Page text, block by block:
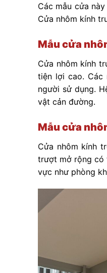
Các mẫu cửa
Cửa nhôm kính
Mẫu cửa
Cửa nhôm kính
tiện lợi cao. Các
người sử dụng.
vật cản đường.
Mẫu cửa
Cửa nhôm kính
trượt mở rộng có
vực như phòng